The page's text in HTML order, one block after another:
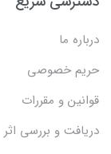
درباره ما
حریم خصوصی
قوانین و مقررات
دریافت و بررسی اثر